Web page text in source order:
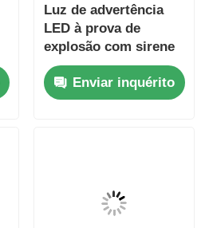
Luz de advertência
LED à prova de
explosão com sirene
Enviar inquérito